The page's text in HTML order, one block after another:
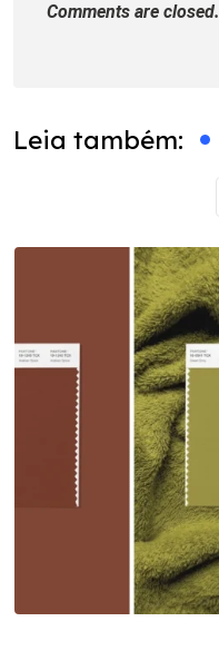
Comments are closed.
Leia também: